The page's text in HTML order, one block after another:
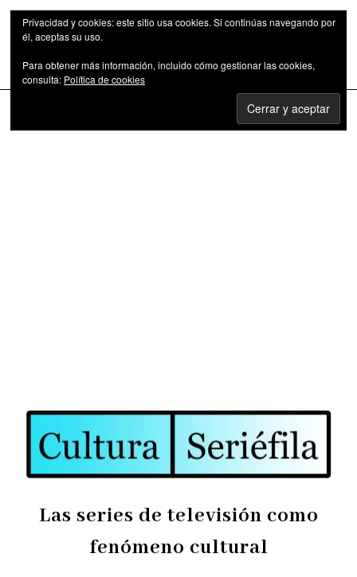
Las series de televisión como fenómeno cultural
Las series de televisión como
fenómeno cultural
Privacidad y cookies: este sitio usa cookies. Si continúas navegando por
él, aceptas su uso.
Para obtener más información, incluido cómo gestionar las cookies,
consulta: Política de cookies